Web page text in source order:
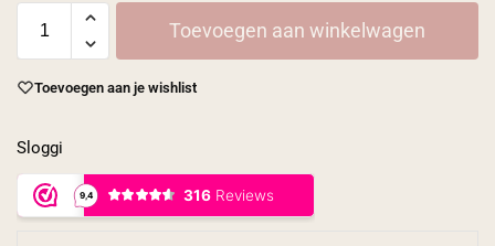
Toevoegen aan winkelwagen
Toevoegen aan je wishlist
Sloggi